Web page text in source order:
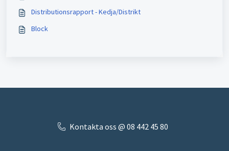
Distributionsrapport - Kedja/Distrikt
Block
Kontakta oss @ 08 442 45 80